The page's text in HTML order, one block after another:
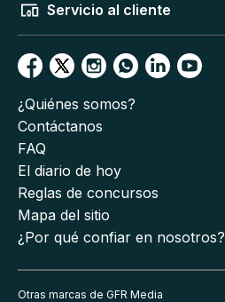
Servicio al cliente
¿Quiénes somos?
Contáctanos
FAQ
El diario de hoy
Reglas de concursos
Mapa del sitio
¿Por qué confiar en nosotros?
Otras marcas de GFR Media